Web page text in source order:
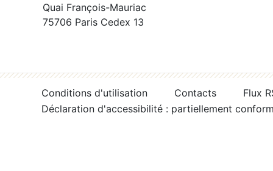
Quai François-Mauriac
75706 Paris Cedex 13
Conditions d'utilisation Contacts
Flux
Déclaration d'accessibilité : partiellement